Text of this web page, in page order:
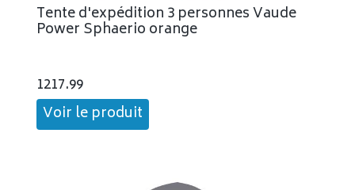
Tente d'expédition 3 personnes Vaude
Power Sphaerio orange
1217.99
Voir le produit